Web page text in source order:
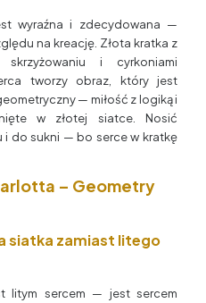
wyraźna i zdecydowana —
na kreację. Złota kratka z
i cyrkoniami
tworzy obraz, który jest
— miłość z logiką i
w złotej siatce. Nosić
i do sukni — bo serce w kratkę
– Geometry
siatka zamiast litego
litym sercem — jest sercem